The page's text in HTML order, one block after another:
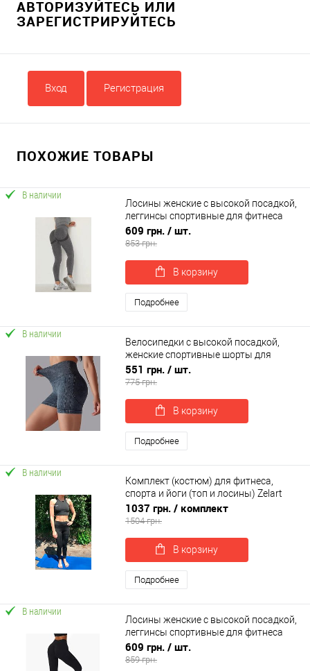
АВТОРИЗУЙТЕСЬ ИЛИ
ЗАРЕГИСТРИРУЙТЕСЬ
Вход Регистрация
ПОХОЖИЕ ТОВАРЫ
В наличии
Лосины женские с высокой посадкой,
леггинсы спортивные для фитнеса
OSPORT (os-0007-1)
609 грн. / шт.
853 грн.
В корзину
Подробнее
В наличии
Велосипедки с высокой посадкой,
женские спортивные шорты для
фитнеса и йоги OSPORT (os-0004-1)
551 грн. / шт.
775 грн.
В корзину
Подробнее
В наличии
Комплект (костюм) для фитнеса,
спорта и йоги (топ и лосины) Zelart
(CO-8175)
1037 грн. / комплект
1504 грн.
В корзину
Подробнее
В наличии
Лосины женские с высокой посадкой,
леггинсы спортивные для фитнеса
OSPORT (os-0006-1)
609 грн. / шт.
859 грн.